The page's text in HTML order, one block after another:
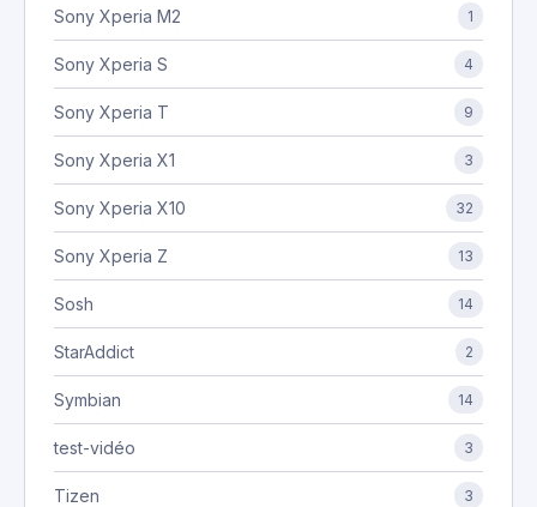
Sony Xperia M2 1
Sony Xperia S 4
Sony Xperia T 9
Sony Xperia X1 3
Sony Xperia X10 32
Sony Xperia Z 13
Sosh 14
StarAddict 2
Symbian 14
test-vidéo 3
Tizen 3